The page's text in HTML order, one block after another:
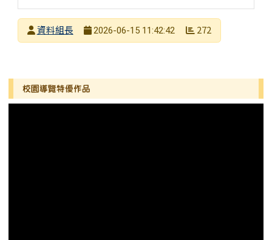
發布者
資料組長
2026-06-15 11:42:42 272
左邊區域內容
校園導覽特優作品